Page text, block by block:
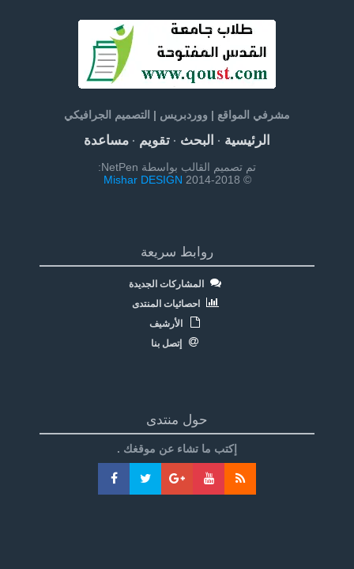
مشرفي المواقع | ووردبريس | التصميم الجرافيكي
الرئيسية· البحث· تقويم· مساعدة
تم تصميم القالب بواسطة NetPen:
© 2014-2018
Mishar DESIGN
روابط سريعة
المشاركات الجديدة
احصائيات المنتدى
الأرشيف
إتصل بنا
حول منتدى
إكتب ما تشاء عن موقغك .